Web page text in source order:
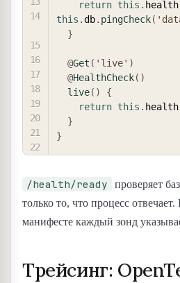
return this . health
this .db. pingCheck(
}
@Get ( 'live' )
@HealthCheck( )
live( )
{
return this . health
}
}
/health/ready проверяет
только то, что процесс
манифесте каждый зонд
Трейсинг: